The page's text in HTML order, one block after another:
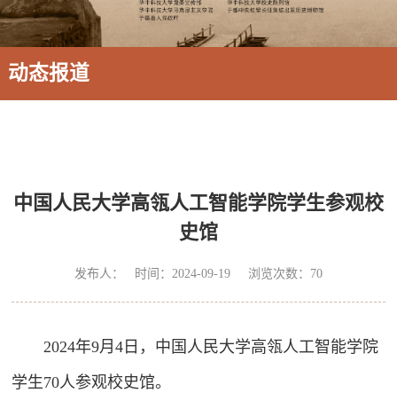
动态报道
中国人民大学高瓴人工智能学院学生参观校
史馆
发布人： 时间：2024-09-19 浏览次数： 70
2024年9月4日，中国人民大学高瓴人工智能学院
学生70人参观校史馆。